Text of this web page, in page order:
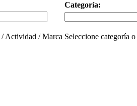
Categoría:
/ Actividad / Marca Seleccione categoría